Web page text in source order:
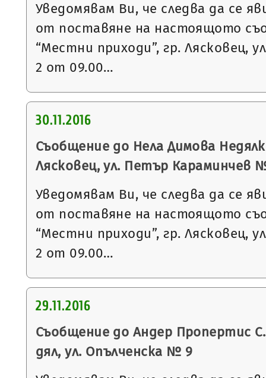
Уведомявам Ви, че следва да се
от поставяне на настоящото
“Местни приходи”, гр. Лясковец,
2 от 09.00…
30.11.2016
Съобщение до Нела Димова
Лясковец, ул. Петър Караминчев
Уведомявам Ви, че следва да се
от поставяне на настоящото
“Местни приходи”, гр. Лясковец,
2 от 09.00…
29.11.2016
Съобщение до Андер Пропертис
дял, ул. Опълченска № 9